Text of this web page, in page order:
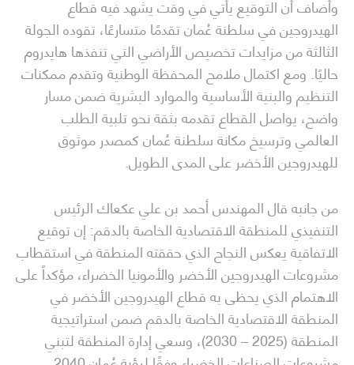
وأضاف أن التوقيع يأتي في وقت يشهد فيه قطاع
الهيدروجين في سلطنة عُمان تقدمًا متسارعًا، تقوده الجولة
الثالثة من مزايدات تخصيص الأراضي التي تنفذها هايدروم
حاليًا. ومع اكتمال ملامح المحفظة الوطنية وتقدم ممكنات
التنظيم والبنية الأساسية والموارد البشرية ضمن مسار
واضح، يواصل القطاع تقدمه بثقة نحو تلبية الطلب
العالمي وترسيخ مكانة سلطنة عُمان كمصدر موثوق
للهيدروجين الأخضر على المدى الطويل.
من جانبه قال المهندس أحمد بن علي عكعاك الرئيس
التنفيذي للمنطقة الاقتصادية الخاصة بالدقم: إن توقيع
الاتفاقية يعكس النجاح الذي حققته المنطقة في استقطاب
مشروعات الهيدروجين الأخضر والأمونيا الخضراء، مؤكداً على
الاهتمام الذي يحظى به قطاع الهيدروجين الأخضر في
المنطقة الاقتصادية الخاصة بالدقم ضمن استراتيجية
المنطقة (2025 – 2030)، وسعي إدارة المنطقة لتبني